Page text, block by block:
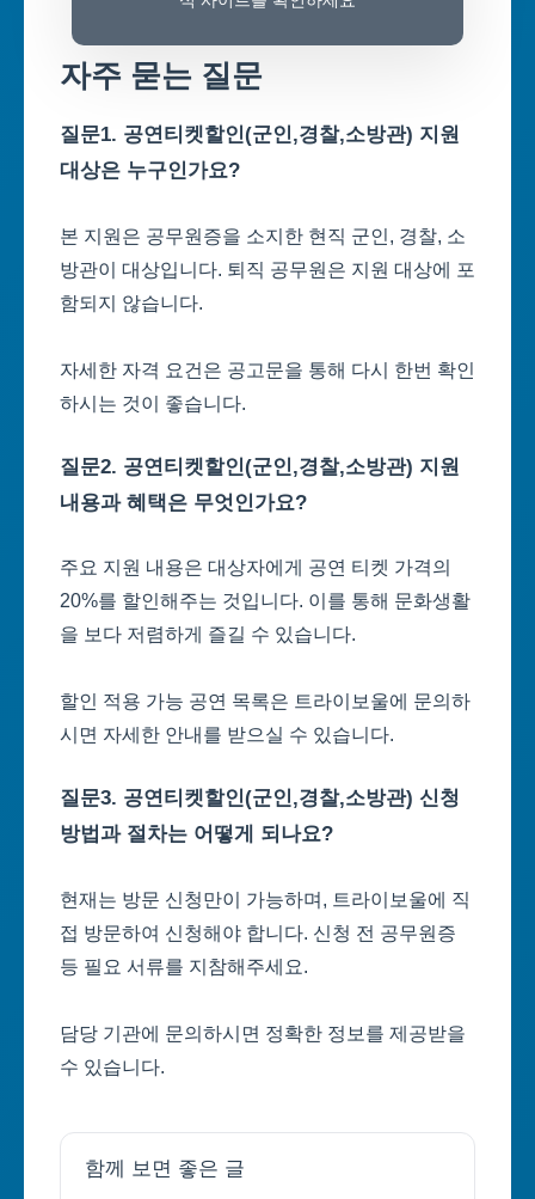
자주 묻는 질문
질문1. 공연티켓할인(군인,경찰,소방관) 지원
대상은 누구인가요?
본 지원은 공무원증을 소지한 현직 군인, 경찰, 소
방관이 대상입니다. 퇴직 공무원은 지원 대상에 포
함되지 않습니다.
자세한 자격 요건은 공고문을 통해 다시 한번 확인
하시는 것이 좋습니다.
질문2. 공연티켓할인(군인,경찰,소방관) 지원
내용과 혜택은 무엇인가요?
주요 지원 내용은 대상자에게 공연 티켓 가격의
20%를 할인해주는 것입니다. 이를 통해 문화생활
을 보다 저렴하게 즐길 수 있습니다.
할인 적용 가능 공연 목록은 트라이보울에 문의하
시면 자세한 안내를 받으실 수 있습니다.
질문3. 공연티켓할인(군인,경찰,소방관) 신청
방법과 절차는 어떻게 되나요?
현재는 방문 신청만이 가능하며, 트라이보울에 직
접 방문하여 신청해야 합니다. 신청 전 공무원증
등 필요 서류를 지참해주세요.
담당 기관에 문의하시면 정확한 정보를 제공받을
수 있습니다.
함께 보면 좋은 글